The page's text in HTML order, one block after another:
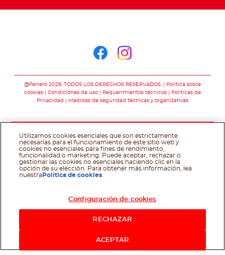
@Ferrero 2026. TODOS LOS DERECHOS RESERVADOS.
Política sobre
cookies
Condiciones de uso Requerimientos técnicos
Polìticas de
Privacidad
Medidas de seguridad técnicas y organizativas
Utilizamos cookies esenciales que son estrictamente
necesarias para el funcionamiento de este sitio web y
cookies no esenciales para fines de rendimiento,
funcionalidad o marketing. Puede aceptar, rechazar o
gestionar las cookies no esenciales haciendo clic en la
opción de su elección. Para obtener más información, lea
nuestra Política de cookies
Configuración de cookies
RECHAZAR
ACEPTAR